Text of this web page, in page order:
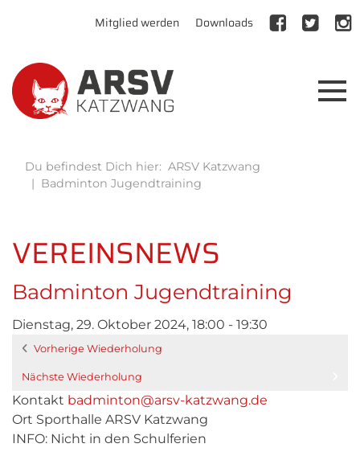
Mitglied werden Downloads
Du befindest Dich hier: ARSV Katzwang
Badminton Jugendtraining
VEREINSNEWS
Badminton Jugendtraining
Dienstag, 29. Oktober 2024, 18:00 - 19:30
Vorherige Wiederholung
Nächste Wiederholung
Kontakt badminton@arsv-katzwang.de
Ort Sporthalle ARSV Katzwang
INFO: Nicht in den Schulferien